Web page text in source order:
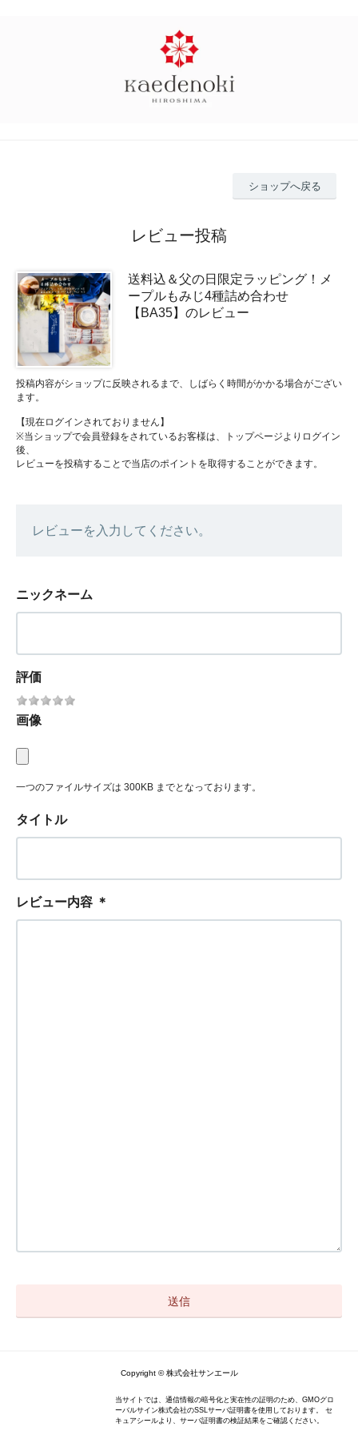
ショップへ戻る
レビュー投稿
送料込＆父の日限定ラッピング！メ
ープルもみじ4種詰め合わせ
【BA35】のレビュー
投稿内容がショップに反映されるまで、しばらく時間がかかる場合がござい
ます。
【現在ログインされておりません】
※当ショップで会員登録をされているお客様は、トップページよりログイン
後、
レビューを投稿することで当店のポイントを取得することができます。
レビューを入力してください。
ニックネーム
評価
画像
一つのファイルサイズは 300KB までとなっております。
タイトル
レビュー内容 ＊
Copyright © 株式会社サンエール
当サイトでは、通信情報の暗号化と実在性の証明のため、GMOグロ
ーバルサイン株式会社のSSLサーバ証明書を使用しております。 セ
キュアシールより、サーバ証明書の検証結果をご確認ください。